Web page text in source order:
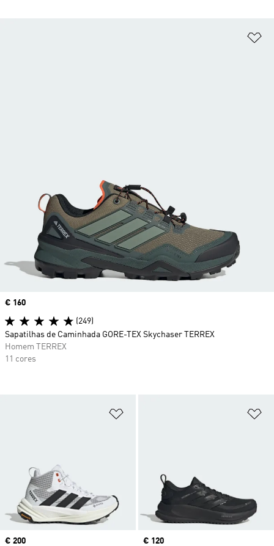
Price
€ 200
Price
€ 120
Price
€ 160
(249)
Sapatilhas de Caminhada GORE-TEX Skychaser TERREX
Homem TERREX
11 cores